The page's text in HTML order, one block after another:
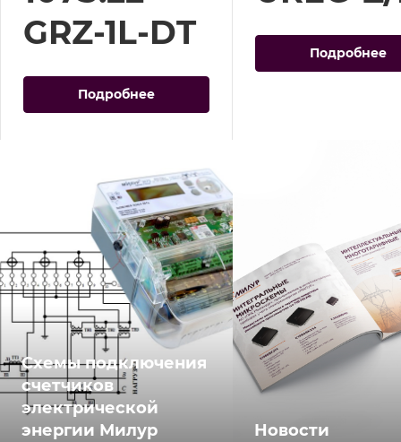
GRZ-1L-DT
Подробнее
Подробнее
Схемы подключения
счетчиков
электрической
энергии Милур
Новости